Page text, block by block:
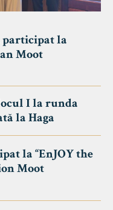
participat la
Moot
I la runda
la Haga
la “EnJOY the
Moot